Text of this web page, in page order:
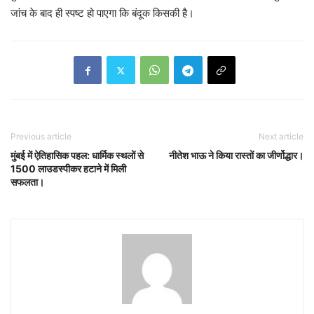
जांच के बाद ही स्पष्ट हो पाएगा कि बंदूक किसकी है।
Previous article
मुंबई में ऐतिहासिक पहल: धार्मिक स्थलों से
1500 लाउडस्पीकर हटाने में मिली
सफलता।
Next article
नीतेश भाऊ ने किया रास्तों का जीर्णोद्धार।